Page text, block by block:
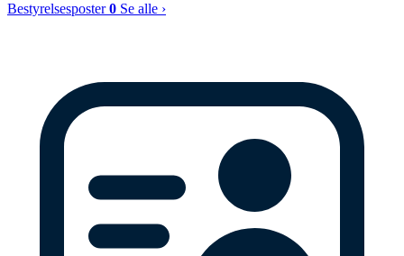
Bestyrelsesposter0 Se alle ›